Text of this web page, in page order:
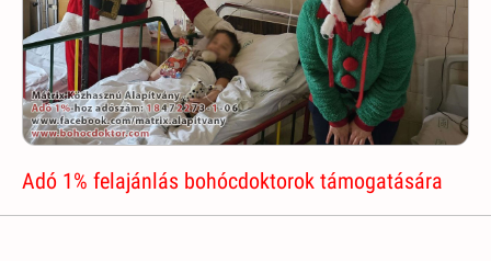
Adó 1% felajánlás bohócdoktorok támogatására